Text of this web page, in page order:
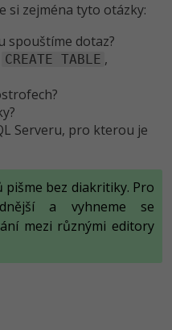
si zejména tyto otázky:
spouštíme dotaz?
CREATE TABLE ,
Serveru, pro kterou je
pišme bez diakritiky. Pro
a vyhneme se
mezi různými editory